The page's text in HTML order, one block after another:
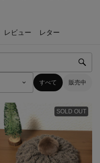
レビュー レター
すべて 販売中
SOLD OUT